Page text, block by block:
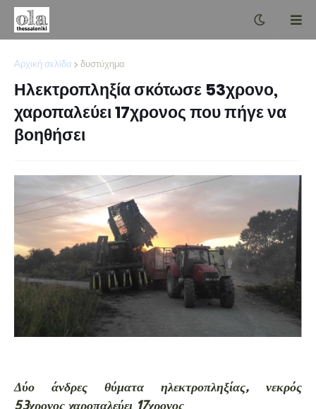
Αρχική σελίδα δυστύχημα
Ηλεκτροπληξία σκότωσε 53χρονο,
χαροπαλεύει 17χρονος που πήγε να
βοηθήσει
Δύο άνδρες θύματα ηλεκτροπληξίας, νεκρός
53χρονος χαροπαλεύει 17χρονος